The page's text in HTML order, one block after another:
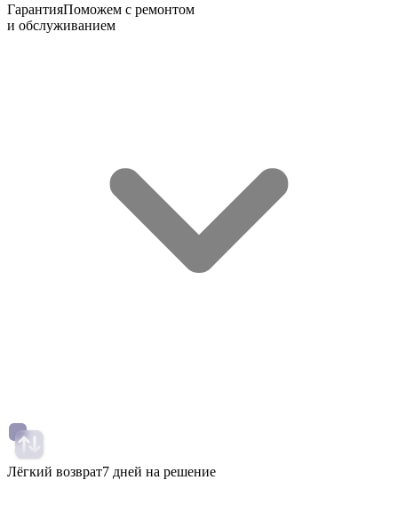
ГарантияПоможем с ремонтом
и обслуживанием
Лёгкий возврат7 дней на решение